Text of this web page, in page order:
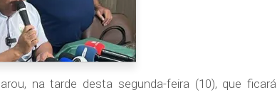
na tarde desta segunda-feira (10), que ficará